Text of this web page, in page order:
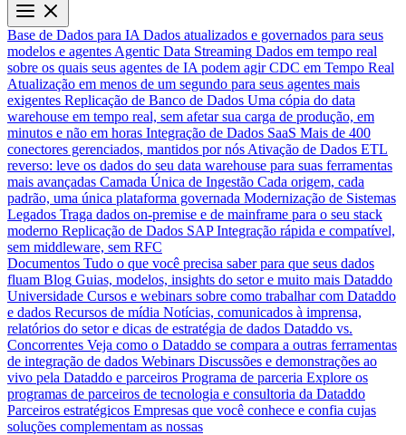
Base de Dados para IA Dados atualizados e governados para seus
modelos e agentes Agentic Data Streaming Dados em tempo real
sobre os quais seus agentes de IA podem agir CDC em Tempo Real
Atualização em menos de um segundo para seus agentes mais
exigentes Replicação de Banco de Dados Uma cópia do data
warehouse em tempo real, sem afetar sua carga de produção, em
minutos e não em horas Integração de Dados SaaS Mais de 400
conectores gerenciados, mantidos por nós Ativação de Dados ETL
reverso: leve os dados do seu data warehouse para suas ferramentas
mais avançadas Camada Única de Ingestão Cada origem, cada
padrão, uma única plataforma governada Modernização de Sistemas
Legados Traga dados on-premise e de mainframe para o seu stack
moderno Replicação de Dados SAP Integração rápida e compatível,
sem middleware, sem RFC
Documentos Tudo o que você precisa saber para que seus dados
fluam Blog Guias, modelos, insights do setor e muito mais Dataddo
Universidade Cursos e webinars sobre como trabalhar com Dataddo
e dados Recursos de mídia Notícias, comunicados à imprensa,
relatórios do setor e dicas de estratégia de dados Dataddo vs.
Concorrentes Veja como o Dataddo se compara a outras ferramentas
de integração de dados Webinars Discussões e demonstrações ao
vivo pela Dataddo e parceiros Programa de parceria Explore os
programas de parceiros de tecnologia e consultoria da Dataddo
Parceiros estratégicos Empresas que você conhece e confia cujas
soluções complementam as nossas